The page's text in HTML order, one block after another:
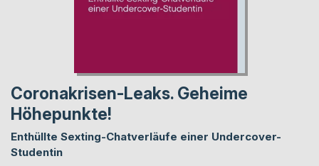
Coronakrisen-Leaks. Geheime
Höhepunkte!
Enthüllte Sexting-Chatverläufe einer Undercover-
Studentin